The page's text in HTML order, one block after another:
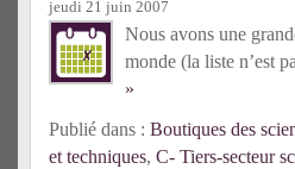
jeudi 21 juin 2007
Nous avons une
monde (la liste n’est
»
Publié dans : Boutiques des
et techniques, C- Tiers-secteur